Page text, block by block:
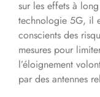
sur les effets à
technologie 5G, il
conscients des
mesures pour
l’éloignement
par des antennes